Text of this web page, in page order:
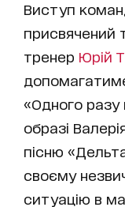
Виступ
присвячений
тренер Юрій
«Одного разу
образі
пісню
своєму
ситуацію в